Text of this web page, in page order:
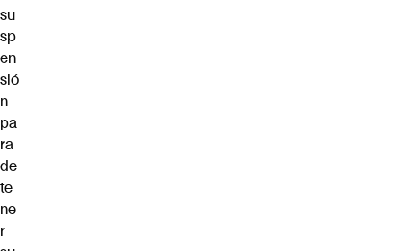
su
sp
en
sió
n
pa
ra
de
te
ne
r